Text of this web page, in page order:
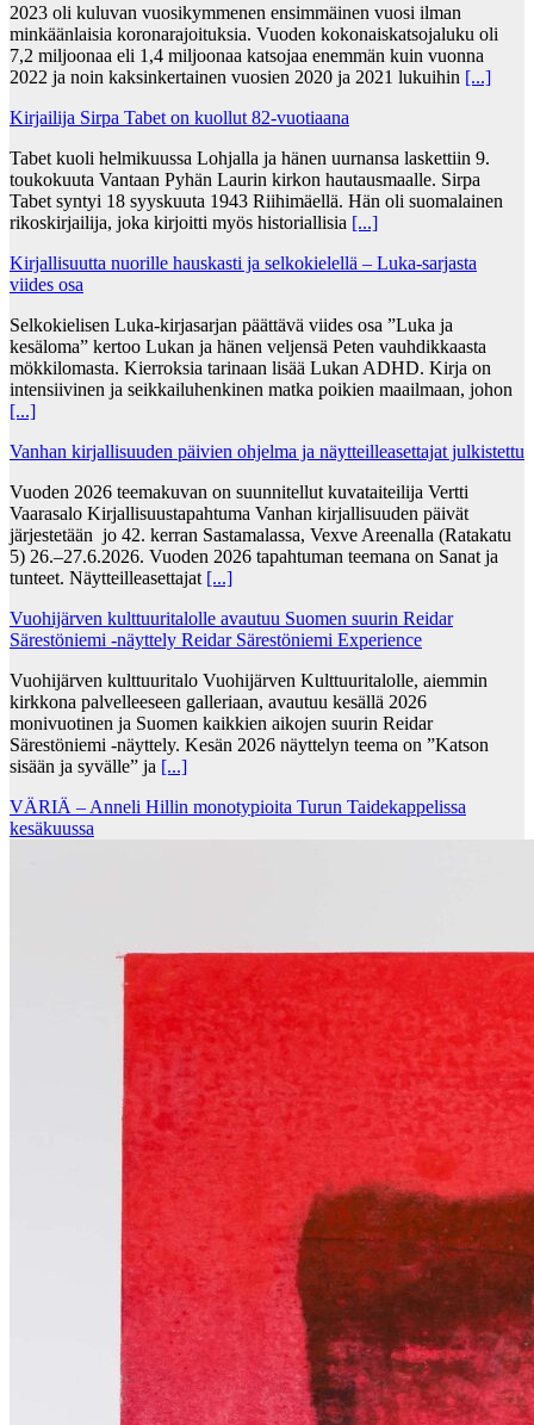
2023 oli kuluvan vuosikymmenen ensimmäinen vuosi ilman
minkäänlaisia koronarajoituksia. Vuoden kokonaiskatsojaluku oli
7,2 miljoonaa eli 1,4 miljoonaa katsojaa enemmän kuin vuonna
2022 ja noin kaksinkertainen vuosien 2020 ja 2021 lukuihin [...]
Kirjailija Sirpa Tabet on kuollut 82-vuotiaana
Tabet kuoli helmikuussa Lohjalla ja hänen uurnansa laskettiin 9.
toukokuuta Vantaan Pyhän Laurin kirkon hautausmaalle. Sirpa
Tabet syntyi 18 syyskuuta 1943 Riihimäellä. Hän oli suomalainen
rikoskirjailija, joka kirjoitti myös historiallisia [...]
Kirjallisuutta nuorille hauskasti ja selkokielellä – Luka-sarjasta
viides osa
Selkokielisen Luka-kirjasarjan päättävä viides osa ”Luka ja
kesäloma” kertoo Lukan ja hänen veljensä Peten vauhdikkaasta
mökkilomasta. Kierroksia tarinaan lisää Lukan ADHD. Kirja on
intensiivinen ja seikkailuhenkinen matka poikien maailmaan, johon
[...]
Vanhan kirjallisuuden päivien ohjelma ja näytteilleasettajat julkistettu
Vuoden 2026 teemakuvan on suunnitellut kuvataiteilija Vertti
Vaarasalo Kirjallisuustapahtuma Vanhan kirjallisuuden päivät
järjestetään jo 42. kerran Sastamalassa, Vexve Areenalla (Ratakatu
5) 26.–27.6.2026. Vuoden 2026 tapahtuman teemana on Sanat ja
tunteet. Näytteilleasettajat [...]
Vuohijärven kulttuuritalolle avautuu Suomen suurin Reidar
Särestöniemi -näyttely Reidar Särestöniemi Experience
Vuohijärven kulttuuritalo Vuohijärven Kulttuuritalolle, aiemmin
kirkkona palvelleeseen galleriaan, avautuu kesällä 2026
monivuotinen ja Suomen kaikkien aikojen suurin Reidar
Särestöniemi -näyttely. Kesän 2026 näyttelyn teema on ”Katson
sisään ja syvälle” ja [...]
VÄRIÄ – Anneli Hillin monotypioita Turun Taidekappelissa
kesäkuussa